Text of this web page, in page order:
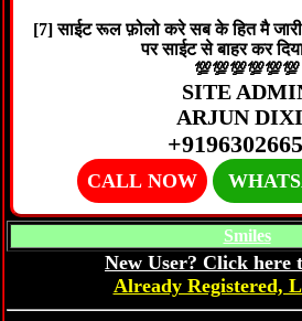
[7] साईट रूल फ़ोलो करे सब के हित मै
पर साईट से बाहर कर
💯💯💯💯💯💯
SITE
ARJUN
CALL NOW
Smiles
New User? Click here
Already Registered,